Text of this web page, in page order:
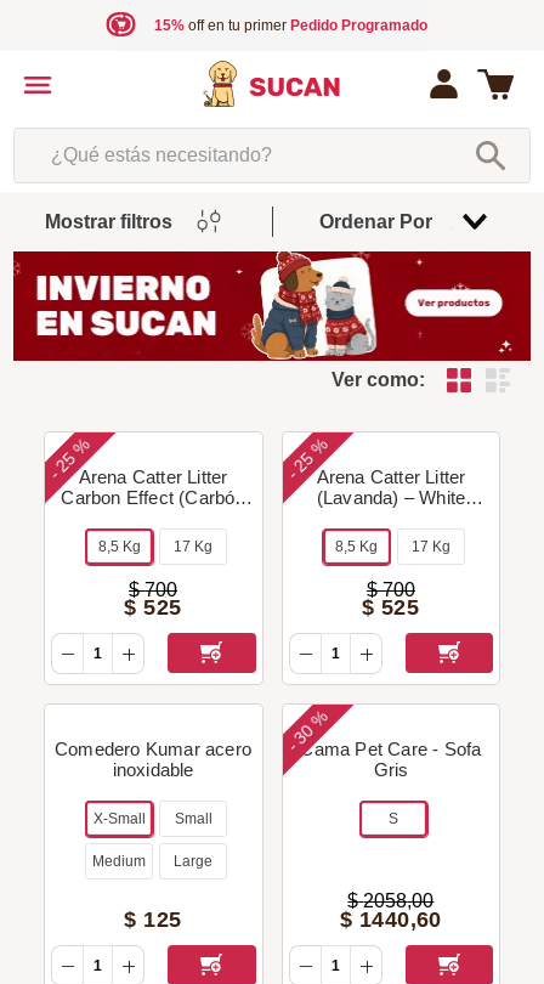
15%off en tu primer Pedido Programado
¿Qué estás necesitando?
Mostrar filtros Ordenar Por
Relevancia
Ver como:
-
25 %
Arena Catter Litter
Carbon Effect (Carbón
Bentonite
8,5 Kg 17 Kg
$ 700
$ 525
-
25 %
Arena Catter Litter
(Lavanda) – White
Granules
8,5 Kg 17 Kg
$ 700
$ 525
Comedero Kumar acero
inoxidable
X-Small Small
Medium Large
$ 125
-
30 %
Cama Pet Care - Sofa
Gris
S
$ 2058,00
$ 1440,60